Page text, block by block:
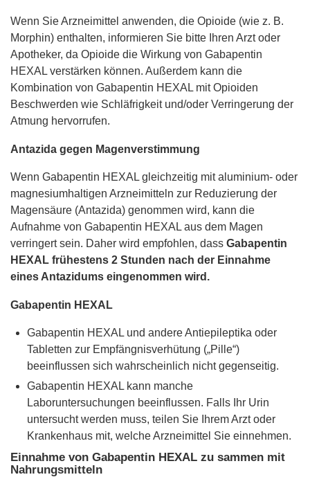
Wenn Sie Arzneimittel anwenden, die Opioide (wie z. B.
Morphin) enthalten, informieren Sie bitte Ihren Arzt oder
Apotheker, da Opioide die Wirkung von Gabapentin
HEXAL verstärken können. Außerdem kann die
Kombination von Gabapentin HEXAL mit Opioiden
Beschwerden wie Schläfrigkeit und/oder Verringerung der
Atmung hervorrufen.
Antazida gegen Magenverstimmung
Wenn Gabapentin HEXAL gleichzeitig mit aluminium- oder
magnesiumhaltigen Arzneimitteln zur Reduzierung der
Magensäure (Antazida) genommen wird, kann die
Aufnahme von Gabapentin HEXAL aus dem Magen
verringert sein. Daher wird empfohlen, dass Gabapentin
HEXAL frühestens 2 Stunden nach der Einnahme
eines Antazidums eingenommen wird.
Gabapentin HEXAL
Gabapentin HEXAL und andere Antiepileptika oder
Tabletten zur Empfängnisverhütung („Pille“)
beeinflussen sich wahrscheinlich nicht gegenseitig.
Gabapentin HEXAL kann manche
Laboruntersuchungen beeinflussen. Falls Ihr Urin
untersucht werden muss, teilen Sie Ihrem Arzt oder
Krankenhaus mit, welche Arzneimittel Sie einnehmen.
Einnahme von Gabapentin HEXAL zu sammen mit
Nahrungsmitteln